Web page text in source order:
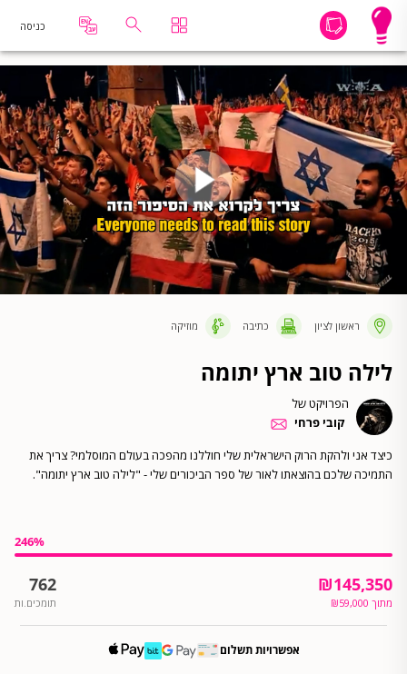
כניסה
ראשון לציון כתיבה מוזיקה
לילה טוב ארץ יתומה
הפרויקט של
קובי פרחי
כיצד אני ולהקת הרוק הישראלית שלי חוללנו מהפכה בעולם המוסלמי? צריך את
התמיכה שלכם בהוצאתו לאור של ספר הביכורים שלי - "לילה טוב ארץ יתומה".
246%
₪145,350
מתוך ₪59,000
762
תומכים.ות
אפשרויות תשלום